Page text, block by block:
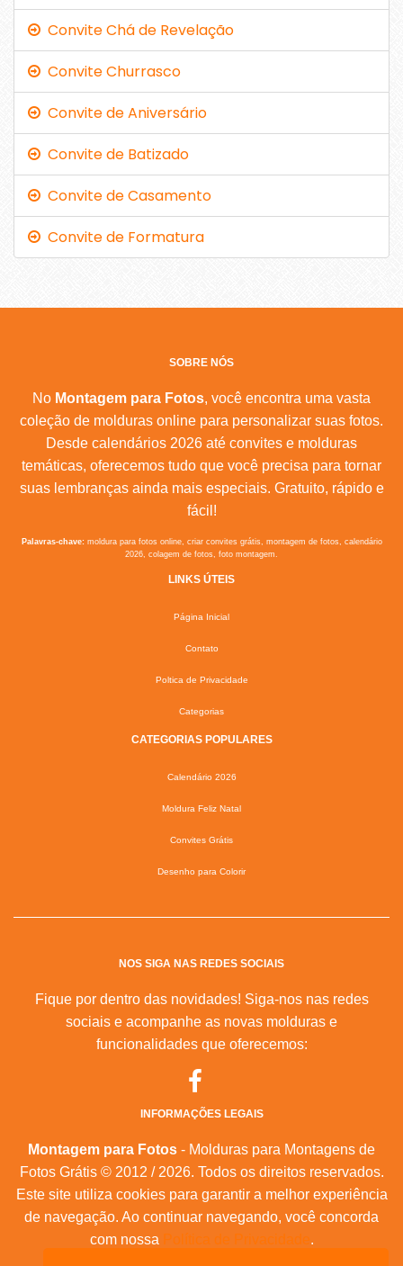
Convite Chá de Revelação
Convite Churrasco
Convite de Aniversário
Convite de Batizado
Convite de Casamento
Convite de Formatura
SOBRE NÓS
No Montagem para Fotos, você encontra uma vasta
coleção de molduras online para personalizar suas fotos.
Desde calendários 2026 até convites e molduras
temáticas, oferecemos tudo que você precisa para tornar
suas lembranças ainda mais especiais. Gratuito, rápido e
fácil!
Palavras-chave:moldura para fotos online, criar convites grátis, montagem de fotos, calendário
2026, colagem de fotos, foto montagem.
LINKS ÚTEIS
Página Inicial
Contato
Poltica de Privacidade
Categorias
CATEGORIAS POPULARES
Calendário 2026
Moldura Feliz Natal
Convites Grátis
Desenho para Colorir
NOS SIGA NAS REDES SOCIAIS
Fique por dentro das novidades! Siga-nos nas redes
sociais e acompanhe as novas molduras e
funcionalidades que oferecemos:
INFORMAÇÕES LEGAIS
Montagem para Fotos - Molduras para Montagens de
Fotos Grátis © 2012 / 2026. Todos os direitos reservados.
Este site utiliza cookies para garantir a melhor experiência
de navegação. Ao continuar navegando, você concorda
com nossa Política de Privacidade.